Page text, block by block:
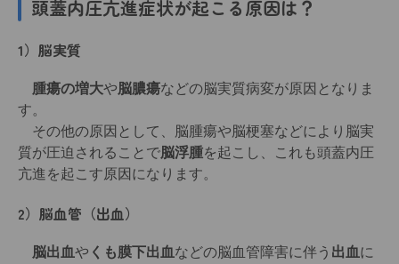
頭蓋内圧亢進症状が起こる原因は？
1）脳実質
腫瘍の増大や脳膿瘍などの脳実質病変が原因となりま
す。
その他の原因として、脳腫瘍や脳梗塞などにより脳実
質が圧迫されることで脳浮腫を起こし、これも頭蓋内圧
亢進を起こす原因になります。
2）脳血管（出血）
脳出血や くも膜下出血などの脳血管障害に伴う 出血に